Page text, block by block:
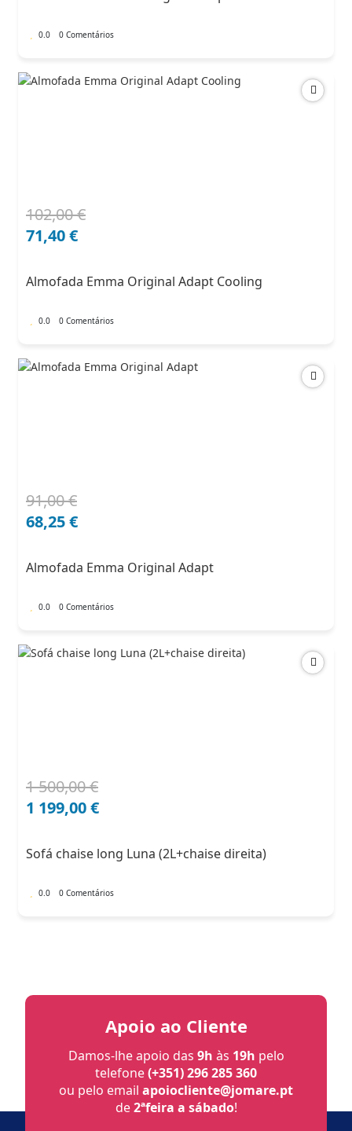
0.0 0 Comentários
102,00€
O
preço
102,00 €.
71,40€
O
preço
71,40 €.
Almofada Emma Original Adapt Cooling
0.0 0 Comentários
91,00€
O
preço
91,00 €.
68,25€
O
preço
68,25 €.
Almofada Emma Original Adapt
0.0 0 Comentários
1 500,00€
O
preço
1
1 199,00€
O
preço
1
Sofá chaise long Luna (2L+chaise direita)
0.0 0 Comentários
Apoio ao Cliente
Damos-lhe apoio das 9h às 19h pelo
telefone(+351) 296 285 360
ou pelo email apoiocliente@jomare.pt
de2ªfeira a sábado!